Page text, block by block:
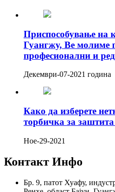
Приспособување на
Гуангжу, Ве молиме
професионални и
Декември-07-2021 година
Како да изберете
торбичка за
Ное-29-2021
Контакт Инфо
Бр. 9, патот Хуафу,